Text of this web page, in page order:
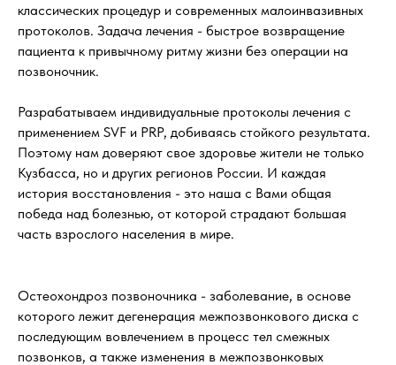
классических процедур и современных малоинвазивных
протоколов. Задача лечения - быстрое возвращение
пациента к привычному ритму жизни без операции на
позвоночник.
Разрабатываем индивидуальные протоколы лечения с
применением SVF и PRP, добиваясь стойкого результата.
Поэтому нам доверяют свое здоровье жители не только
Кузбасса, но и других регионов России. И каждая
история восстановления - это наша с Вами общая
победа над болезнью, от которой страдают большая
часть взрослого населения в мире.
Остеохондроз позвоночника - заболевание, в основе
которого лежит дегенерация межпозвонкового диска с
последующим вовлечением в процесс тел смежных
позвонков, а также изменения в межпозвонковых